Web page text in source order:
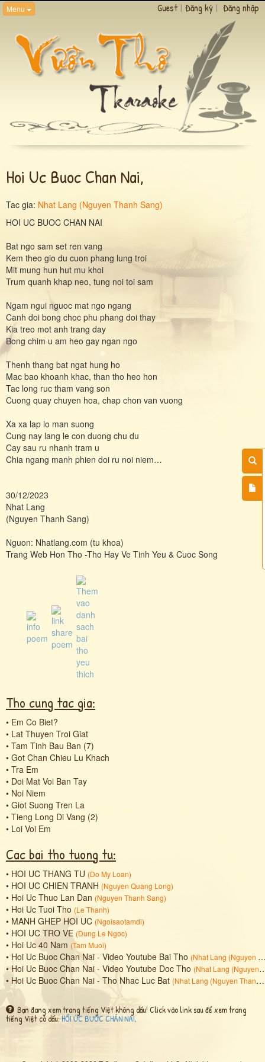
Menu Guest | Đăng ký | Đăng nhập
Hoi Uc Buoc Chan Nai,
Tac gia: Nhat Lang (Nguyen Thanh Sang)
HOI UC BUOC CHAN NAI
Bat ngo sam set ren vang
Kem theo gio du cuon phang lung troi
Mit mung hun hut mu khoi
Trum quanh khap neo, tung noi toi sam
Ngam ngui nguoc mat ngo ngang
Canh doi bong choc phu phang doi thay
Kia treo mot anh trang day
Bong chim u am heo gay ngan ngo
Thenh thang bat ngat hung ho
Mac bao khoanh khac, than tho heo hon
Tac long ruc tham vang son
Cuong quay chuyen hoa, chap chon van vuong
Xa xa lap lo man suong
Cung nay lang le con duong chu du
Cay sau ru nhanh tram u
Chia ngang manh phien doi ru noi niem…
30/12/2023
Nhat Lang
(Nguyen Thanh Sang)
Nguon: Nhatlang.com (tu khoa)
Trang Web Hon Tho -Tho Hay Ve Tinh Yeu & Cuoc Song
Tho cung tac gia:
• Em Co Biet?
• Lat Thuyen Troi Giat
• Tam Tinh Bau Ban (7)
• Got Chan Chieu Lu Khach
• Tra Em
• Doi Mat Voi Ban Tay
• Noi Niem
• Giot Suong Tren La
• Tieng Long Di Vang (2)
• Loi Voi Em
Cac bai tho tuong tu:
• HOI UC THANG TU (Do My Loan)
• HOI UC CHIEN TRANH (Nguyen Quang Long)
• Hoi Uc Thuo Lan Dan (Nguyen Thanh Sang)
• Hoi Uc Tuoi Tho (Le Thanh)
• MANH GHEP HOI UC (Ngoisaotamdi)
• HOI UC TRO VE (Dung Le Ngoc)
• Hoi Uc 40 Nam (Tam Muoi)
• Hoi Uc Buoc Chan Nai - Video Youtube Bai Tho (Nhat Lang (Nguyen Thanh Sang)
•Hoi Uc Buoc Chan Nai - Video Youtube Doc Tho (Nhat Lang (Nguyen Thanh Sang)
• Hoi Uc Buoc Chan Nai - Tho Nhac Luc Bat (Nhat Lang (Nguyen Thanh Sang)
Bạn đang xem trang tiếng Việt không dấu! Click vào link sau để xem trang
tiếng Việt có dấu: HỒI ỨC BƯỚC CHÂN NAI,